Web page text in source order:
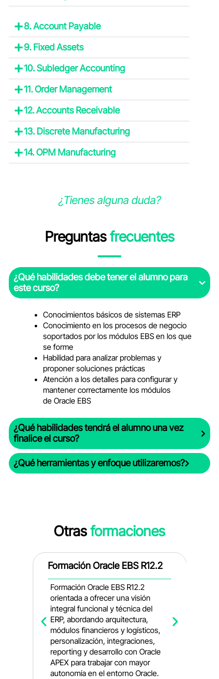
8. Account Payable
9. Fixed Assets
10. Subledger Accounting
11. Order Management
12. Accounts Receivable
13. Discrete Manufacturing
14. OPM Manufacturing
¿Tienes alguna duda?
Preguntas frecuentes
¿Qué habilidades debe tener el alumno para
este curso?
Conocimientos básicos de sistemas ERP
Conocimiento en los procesos de negocio
soportados por los módulos EBS en los que
se forme
Habilidad para analizarproblemas y
proponersoluciones prácticas
Atención a los detalles para configurar y
mantenercorrectamente los módulos
de Oracle EBS
¿Qué habilidades tendrá el alumno una vez
finalice el curso?
¿Qué herramientas y enfoque utilizaremos?
Otras formaciones
Formación Oracle EBS R12.2
Formación Oracle EBS R12.2
orientada a ofrecer una visión
integral funcional y técnica del
ERP, abordando arquitectura,
módulos financieros y logísticos,
personalización, integraciones,
reporting y desarrollo con Oracle
APEX para trabajar con mayor
autonomía en el entorno Oracle.